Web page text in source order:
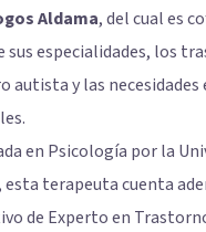
Aldama, del cual es
sus especialidades, los
autista y las necesidades
en Psicología por la
esta terapeuta cuenta
de Experto en